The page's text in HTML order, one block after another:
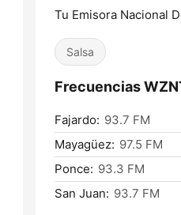
Tu Emisora Nacional
Salsa
Frecuencias
Fajardo: 93.7 FM
Mayagüez: 97.5 FM
Ponce: 93.3 FM
San Juan: 93.7 FM